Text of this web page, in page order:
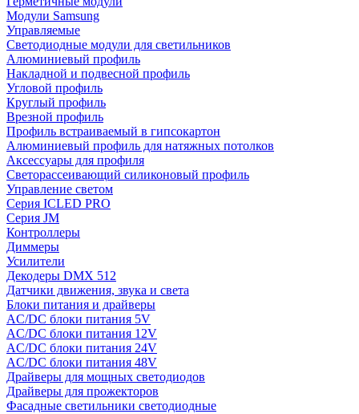
Модули Samsung
Управляемые
Светодиодные модули для светильников
Алюминиевый профиль
Накладной и подвесной профиль
Угловой профиль
Круглый профиль
Врезной профиль
Профиль встраиваемый в гипсокартон
Алюминиевый профиль для натяжных потолков
Аксессуары для профиля
Светорассеивающий силиконовый профиль
Управление светом
Серия ICLED PRO
Серия JM
Контроллеры
Диммеры
Усилители
Декодеры DMX 512
Датчики движения, звука и света
Блоки питания и драйверы
AC/DC блоки питания 5V
AC/DC блоки питания 12V
AC/DC блоки питания 24V
AC/DC блоки питания 48V
Драйверы для мощных светодиодов
Драйверы для прожекторов
Фасадные светильники светодиодные